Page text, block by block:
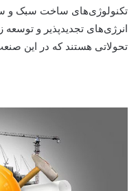
تکنولوژی‌های ساخت سبک و
انرژی‌های تجدیدپذیر و
تحولاتی هستند که در این